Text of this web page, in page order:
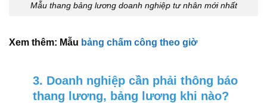
Mẫu thang bảng lương doanh nghiệp tư nhân mới nhất
Xem thêm: Mẫu bảng chấm công theo giờ
3. Doanh nghiệp cần phải thông báo
thang lương, bảng lương khi nào?